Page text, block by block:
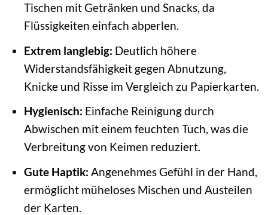
Tischen mit Getränken und Snacks, da
Flüssigkeiten einfach abperlen.
Extrem langlebig: Deutlich höhere
Widerstandsfähigkeit gegen Abnutzung,
Knicke und Risse im Vergleich zu Papierkarten.
Hygienisch: Einfache Reinigung durch
Abwischen mit einem feuchten Tuch, was die
Verbreitung von Keimen reduziert.
Gute Haptik: Angenehmes Gefühl in der Hand,
ermöglicht müheloses Mischen und Austeilen
der Karten.